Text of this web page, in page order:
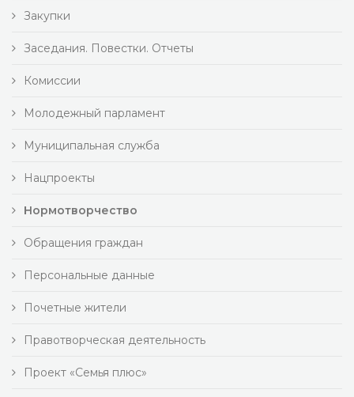
Закупки
Заседания. Повестки. Отчеты
Комиссии
Молодежный парламент
Муниципальная служба
Нацпроекты
Нормотворчество
Обращения граждан
Персональные данные
Почетные жители
Правотворческая деятельность
Проект «Семья плюс»